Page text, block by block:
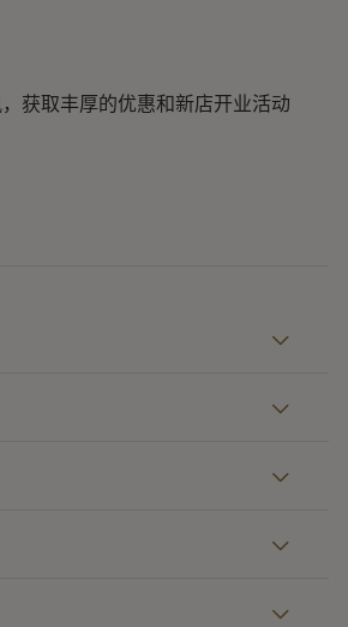
获取丰厚的优惠和新店开业活动